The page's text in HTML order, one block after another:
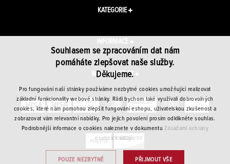
KATEGORIE
INFORMACE
WINEPLANET.CZ
Souhlasem se zpracováním dat nám
pomáháte zlepšovat naše služby.
Děkujeme.
Pro fungování naší stránky používáme nezbytné cookies umožňující realizovat
základní funkcionality webové stránky. Rádi bychom také využívali dobrovolných
cookies, které nám pomohou zlepšit fungování eshopu, uživatelskou zkušenost a
zobrazovat vám relevantní nabídky. Pro jejich povolení prosím odklikněte souhlas.
Podrobnější informace o cookies naleznete v dokumentuZásadami ochrany
osobních údajů.
PŘIJMOUT VŠE
POUZE NEZBYTNÉ